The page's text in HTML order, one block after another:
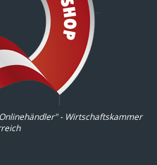
- Wirtschaftskammer